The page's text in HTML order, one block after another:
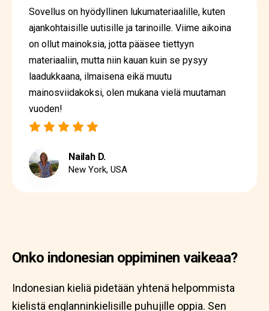
Sovellus on hyödyllinen lukumateriaalille, kuten
ajankohtaisille uutisille ja tarinoille. Viime aikoina
on ollut mainoksia, jotta pääsee tiettyyn
materiaaliin, mutta niin kauan kuin se pysyy
laadukkaana, ilmaisena eikä muutu
mainosviidakoksi, olen mukana vielä muutaman
vuoden!
Nailah D.
New York, USA
Onko indonesian oppiminen vaikeaa?
Indonesian kieliä pidetään yhtenä helpommista
kielistä englanninkielisille puhujille oppia. Sen